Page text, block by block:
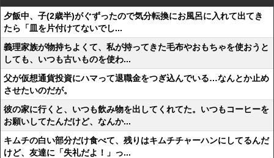
夕飯中、子(2歳半)がぐずったので気分転換にお風呂に入れて出てき
たら「皿を片付けてないでし...
義理家族が物持ちよくて、私が持ってきた毛布やおもちゃを使おうと
しても、いつも古いものを使わ...
父が仮想通貨投資にハマって退職金をつぎ込んでいる…なんとか止め
させたいのだが。
彼の家に行くと、いつも飲み物を出してくれてた。いつもコーヒーを
お願いしてたんだけど、なんか...
キムチの白い部分だけ食べて、残りはキムチチャーハンにしてるんだ
けど、友達に「失礼だよ！」っ...